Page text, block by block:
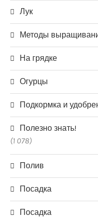
Лук
Методы
На грядке
Огурцы
Подкормка и
Полезно знать!
(1 078)
Полив
Посадка
Посадка